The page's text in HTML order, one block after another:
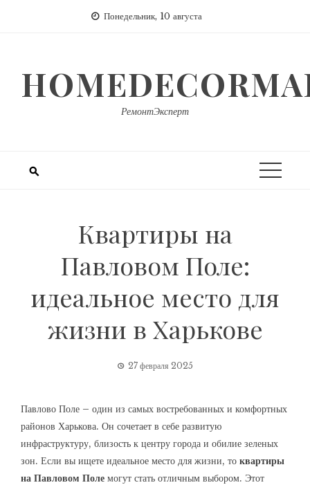
Понедельник, 10 августа
РемонтЭксперт
Квартиры на
Павловом Поле:
идеальное место для
жизни в Харькове
27 февраля 2025
Павлово Поле – один из самых востребованных и комфортных
районов Харькова. Он сочетает в себе развитую
инфраструктуру, близость к центру города и обилие зеленых
зон. Если вы ищете идеальное место для жизни, то квартиры
на Павловом Поле могут стать отличным выбором. Этот